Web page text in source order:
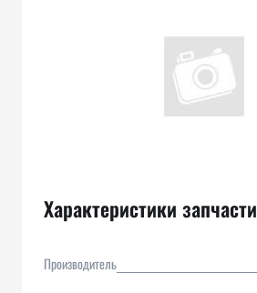
Характеристики запчасти
Производитель